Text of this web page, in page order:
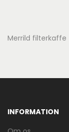
Merrild filterkaffe
INFORMATION